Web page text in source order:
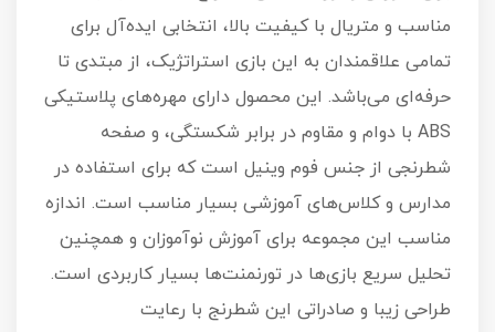
مناسب و متریال با کیفیت بالا، انتخابی ایده‌آل برای
تمامی علاقمندان به این بازی استراتژیک، از مبتدی تا
حرفه‌ای می‌باشد. این محصول دارای مهره‌های پلاستیکی
ABS با دوام و مقاوم در برابر شکستگی، و صفحه
شطرنجی از جنس فوم وینیل است که برای استفاده در
مدارس و کلاس‌های آموزشی بسیار مناسب است. اندازه
مناسب این مجموعه برای آموزش نوآموزان و همچنین
تحلیل سریع بازی‌ها در تورنمنت‌ها بسیار کاربردی است.
طراحی زیبا و صادراتی این شطرنج با رعایت